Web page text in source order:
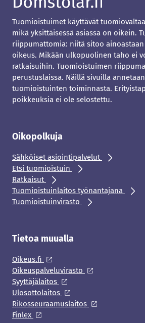
Tuomioistuimet käyttävät
mikä yksittäisessä asiassa on oikein.
riippumattomia: niitä sitoo ainoastaan
oikeus. Mikään ulkopuolinen taho ei
ratkaisuihin. Tuomioistuimen
perustuslaissa. Näillä sivuilla
tuomioistuinten toiminnasta.
poikkeuksia ei ole selostettu.
Oikopolkuja
Sähköiset asiointipalvelut
Etsi tuomioistuin
Ratkaisut
Tuomioistuinlaitos työnantajana
Tuomioistuinvirasto
Tietoa muualla
Oikeus.fi
Oikeuspalveluvirasto
Syyttäjälaitos
Ulosottolaitos
Rikosseuraamuslaitos
Finlex